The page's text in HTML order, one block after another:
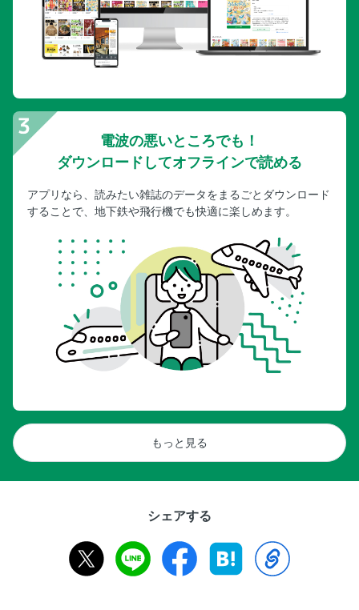
電波の悪いところでも！
ダウンロードしてオフラインで読める
アプリなら、読みたい雑誌のデータをまるごとダウンロード
することで、地下鉄や飛行機でも快適に楽しめます。
もっと見る
シェアする